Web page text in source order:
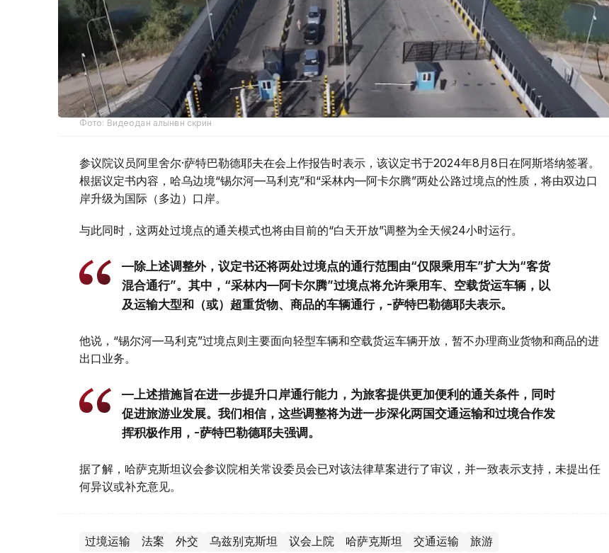
Фото: Видеодан алынған скрин
参议院议员阿里舍尔·萨特巴勒德耶夫在会上作报告时表示，该议定书于2024年8月8日在阿斯塔纳签署。
根据议定书内容，哈乌边境“锡尔河—马利克”和“采林内—阿卡尔腾”两处公路过境点的性质，将由双边口
岸升级为国际（多边）口岸。
与此同时，这两处过境点的通关模式也将由目前的“白天开放”调整为全天候24小时运行。
—除上述调整外，议定书还将两处过境点的通行范围由“仅限乘用车”扩大为“客货
混合通行”。其中，“采林内—阿卡尔腾”过境点将允许乘用车、空载货运车辆，以
及运输大型和（或）超重货物、商品的车辆通行，-萨特巴勒德耶夫表示。
他说，“锡尔河—马利克”过境点则主要面向轻型车辆和空载货运车辆开放，暂不办理商业货物和商品的进
出口业务。
—上述措施旨在进一步提升口岸通行能力，为旅客提供更加便利的通关条件，同时
促进旅游业发展。我们相信，这些调整将为进一步深化两国交通运输和过境合作发
挥积极作用，-萨特巴勒德耶夫强调。
据了解，哈萨克斯坦议会参议院相关常设委员会已对该法律草案进行了审议，并一致表示支持，未提出任
何异议或补充意见。
过境运输 法案 外交 乌兹别克斯坦 议会上院 哈萨克斯坦 交通运输 旅游